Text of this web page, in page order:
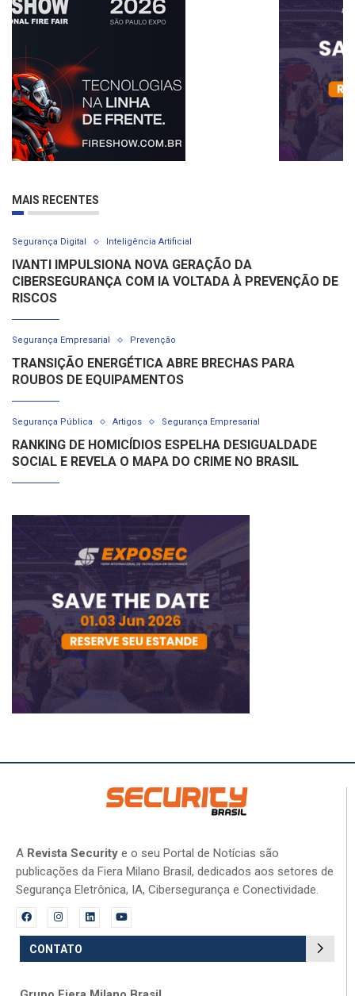
MAIS RECENTES
Segurança Digital Inteligência Artificial
IVANTI IMPULSIONA NOVA GERAÇÃO DA
CIBERSEGURANÇA COM IA VOLTADA À PREVENÇÃO DE
RISCOS
Segurança Empresarial Prevenção
TRANSIÇÃO ENERGÉTICA ABRE BRECHAS PARA
ROUBOS DE EQUIPAMENTOS
Segurança Pública Artigos Segurança Empresarial
RANKING DE HOMICÍDIOS ESPELHA DESIGUALDADE
SOCIAL E REVELA O MAPA DO CRIME NO BRASIL
A Revista Security e o seu Portal de Notícias são
publicações da Fiera Milano Brasil, dedicados aos setores de
Segurança Eletrônica, IA, Cibersegurança e Conectividade.
CONTATO